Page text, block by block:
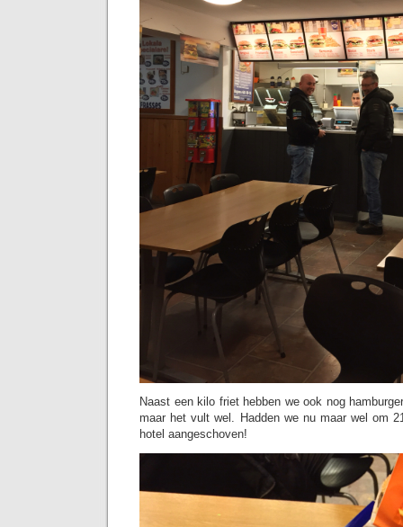
Naast een kilo friet hebben we ook nog
maar het vult wel. Hadden we nu maar wel om
hotel aangeschoven!